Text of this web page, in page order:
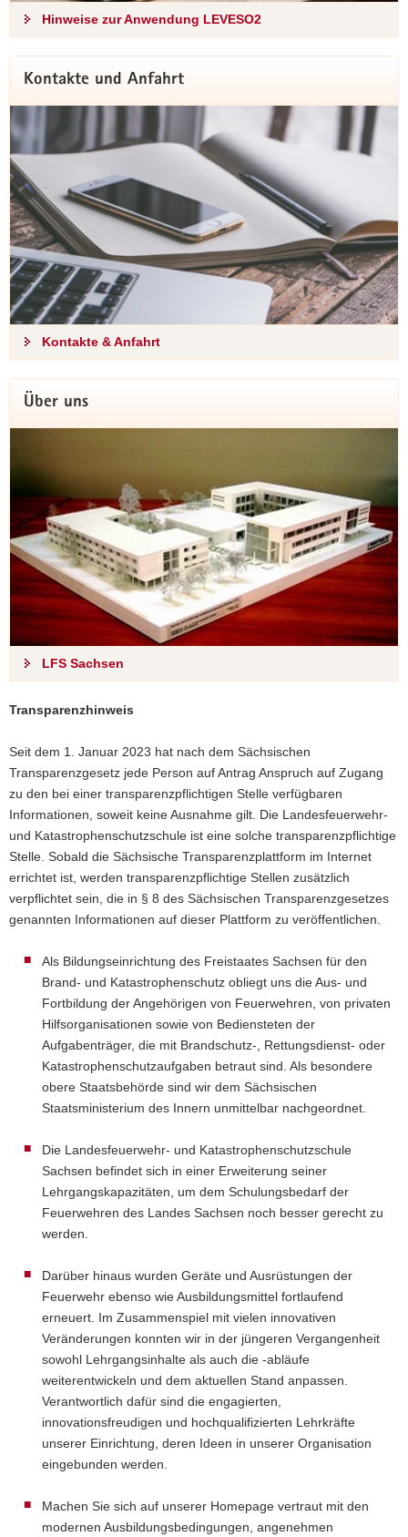
Hinweise zur Anwendung LEVESO2
Kontakte und Anfahrt
Kontakte & Anfahrt
Über uns
LFS Sachsen
Transparenzhinweis
Seit dem 1. Januar 2023 hat nach dem Sächsischen
Transparenzgesetz jede Person auf Antrag Anspruch auf Zugang
zu den bei einer transparenzpflichtigen Stelle verfügbaren
Informationen, soweit keine Ausnahme gilt. Die Landesfeuerwehr-
und Katastrophenschutzschule ist eine solche transparenzpflichtige
Stelle. Sobald die Sächsische Transparenzplattform im Internet
errichtet ist, werden transparenzpflichtige Stellen zusätzlich
verpflichtet sein, die in § 8 des Sächsischen Transparenzgesetzes
genannten Informationen auf dieser Plattform zu veröffentlichen.
Als Bildungseinrichtung des Freistaates Sachsen für den
Brand- und Katastrophenschutz obliegt uns die Aus- und
Fortbildung der Angehörigen von Feuerwehren, von privaten
Hilfsorganisationen sowie von Bediensteten der
Aufgabenträger, die mit Brandschutz-, Rettungsdienst- oder
Katastrophenschutzaufgaben betraut sind. Als besondere
obere Staatsbehörde sind wir dem Sächsischen
Staatsministerium des Innern unmittelbar nachgeordnet.
Die Landesfeuerwehr- und Katastrophenschutzschule
Sachsen befindet sich in einer Erweiterung seiner
Lehrgangskapazitäten, um dem Schulungsbedarf der
Feuerwehren des Landes Sachsen noch besser gerecht zu
werden.
Darüber hinaus wurden Geräte und Ausrüstungen der
Feuerwehr ebenso wie Ausbildungsmittel fortlaufend
erneuert. Im Zusammenspiel mit vielen innovativen
Veränderungen konnten wir in der jüngeren Vergangenheit
sowohl Lehrgangsinhalte als auch die -abläufe
weiterentwickeln und dem aktuellen Stand anpassen.
Verantwortlich dafür sind die engagierten,
innovationsfreudigen und hochqualifizierten Lehrkräfte
unserer Einrichtung, deren Ideen in unserer Organisation
eingebunden werden.
Machen Sie sich auf unserer Homepage vertraut mit den
modernen Ausbildungsbedingungen, angenehmen